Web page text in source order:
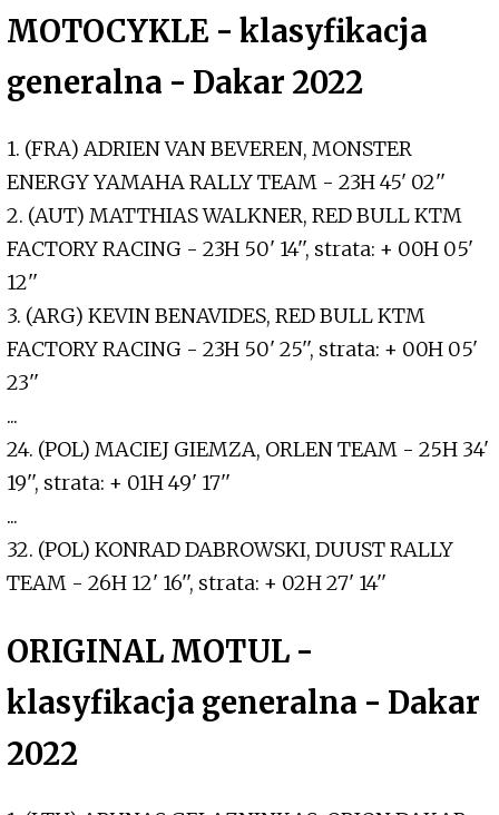
MOTOCYKLE - klasyfikacja
generalna - Dakar 2022
1. (FRA) ADRIEN VAN BEVEREN, MONSTER
ENERGY YAMAHA RALLY TEAM - 23H 45' 02''
2. (AUT) MATTHIAS WALKNER, RED BULL KTM
FACTORY RACING - 23H 50' 14'', strata: + 00H 05'
12''
3. (ARG) KEVIN BENAVIDES, RED BULL KTM
FACTORY RACING - 23H 50' 25'', strata: + 00H 05'
23''
...
24. (POL) MACIEJ GIEMZA, ORLEN TEAM - 25H 34'
19'', strata: + 01H 49' 17''
...
32. (POL) KONRAD DABROWSKI, DUUST RALLY
TEAM - 26H 12' 16'', strata: + 02H 27' 14''
ORIGINAL MOTUL -
klasyfikacja generalna - Dakar
2022